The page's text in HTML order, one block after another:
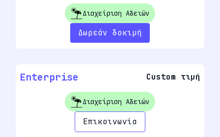
Διαχείριση Αδειών
Δωρεάν δοκιμή
Enterprise Custom τιμή
Διαχείριση Αδειών
Επικοινωνία